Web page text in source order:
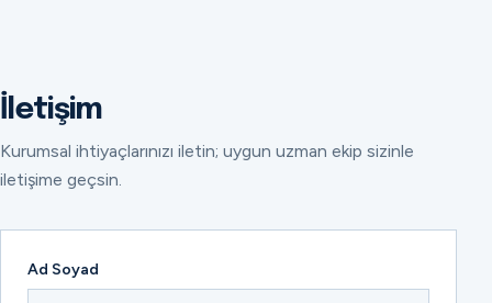
İletişim
Kurumsal ihtiyaçlarınızı iletin; uygun uzman ekip sizinle
iletişime geçsin.
Ad Soyad